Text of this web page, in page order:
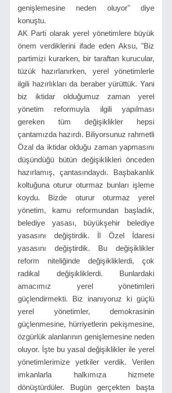
genişlemesine neden oluyor" diye
konuştu.
AK Parti olarak yerel yönetimlere büyük
önem verdiklerini ifade eden Aksu, "Biz
partimizi kurarken, bir taraftan kurucular,
tüzük hazırlanırken, yerel yönetimlerle
ilgili hazırlıkları da beraber yürüttük. Yani
biz iktidar olduğumuz zaman yerel
yönetim reformuyla ilgili yapılması
gereken tüm değişiklikler hepsi
çantamızda hazırdı. Biliyorsunuz rahmetli
Özal da iktidar olduğu zaman yapmasını
düşündüğü bütün değişiklikleri önceden
hazırlamış, çantasındaydı. Başbakanlık
koltuğuna oturur oturmaz bunları işleme
koydu. Bizde oturur oturmaz yerel
yönetim, kamu reformundan başladık,
belediye yasası, büyükşehir belediye
yasasını değiştirdik. İl Özel İdaresi
yasasını değiştirdik. Bu değişiklikler
reform niteliğinde değişikliklerdi, çok
radikal değişikliklerdi. Bunlardaki
amacımız yerel yönetimleri
güçlendirmekti. Biz inanıyoruz ki güçlü
yerel yönetimler, demokrasinin
güçlenmesine, hürriyetlerin pekişmesine,
özgürlük alanlarının genişlemesine neden
oluyor. İşte bu yasal değişiklikler ile yerel
yönetimlerimize yetkiler verdik. Verilen
imkanlarla halkımıza hizmete
dönüştürdüler. Bugün gerçekten başta